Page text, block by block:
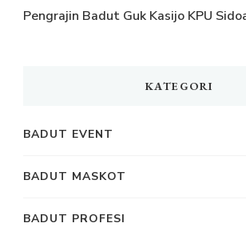
Pengrajin Badut Guk Kasijo KPU
KATEGORI
BADUT EVENT
BADUT MASKOT
BADUT PROFESI